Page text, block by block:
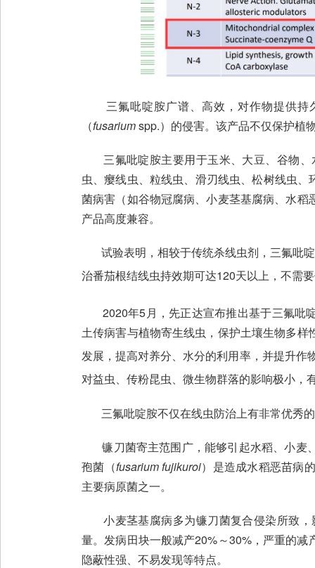
三氟吡啶胺广谱、高效，对作物提供持
（fusariumspp.）的侵害。该产品不仅保护植
三氟吡啶胺主要用于玉米、大豆、谷物、
虫、瘿线虫、粒线虫、滑刃线虫、松树线虫
菌病害（如谷物冠腐病、小麦茎基腐病、水
产品高度兼容。
试验表明，相较于传统杀线虫剂，三氟吡
治番茄根结线虫持效期可达120天以上，不需
2020年5月，先正达宣布推出基于三氟吡
土传病害与植物寄生线虫，保护土壤生物多
发展，提高对养分、水分的利用率，并提升
对益虫、传粉昆虫、微生物群落的影响极小，
三氟吡啶胺不仅在线虫防治上有非常优秀
镰刀菌寄主范围广，能够引起水稻、小麦
孢菌（fusarium fujikuroi）是造成水稻恶苗病
主要病原菌之一。
小麦茎基腐病多为镰刀菌复合侵染所致，
量。发病田块一般减产20%～30%，严重的
隐蔽性强、不易发现等特点。